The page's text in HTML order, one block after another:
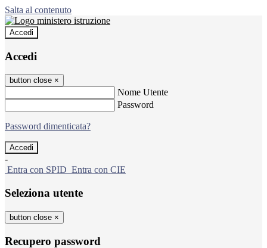
Salta al contenuto
Accedi
Accedi
button close ×
Nome Utente
Password
Password dimenticata?
-
Entra con SPID Entra con CIE
Seleziona utente
button close ×
Recupero password